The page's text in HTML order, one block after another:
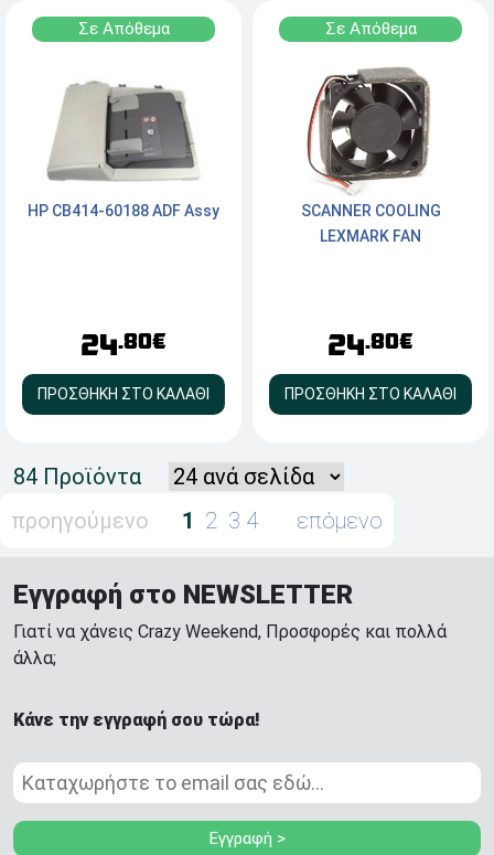
Σε Απόθεμα
HP CB414-60188 ADF Assy
24.80€
ΠΡΟΣΘΗΚΗ ΣΤΟ ΚΑΛΑΘΙ
Σε Απόθεμα
SCANNER COOLING
LEXMARK FAN
24.80€
ΠΡΟΣΘΗΚΗ ΣΤΟ ΚΑΛΑΘΙ
84 Προϊόντα
προηγούμενο
1 2 3 4 επόμενο
Εγγραφή στο NEWSLETTER
Γιατί να χάνεις Crazy Weekend, Προσφορές και πολλά
άλλα;
Κάνε την εγγραφή σου τώρα!
Εγγραφή >